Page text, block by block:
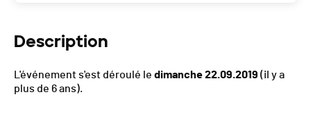
Description
L'événement s'est déroulé le dimanche 22.09.2019 (il y a
plus de 6 ans).